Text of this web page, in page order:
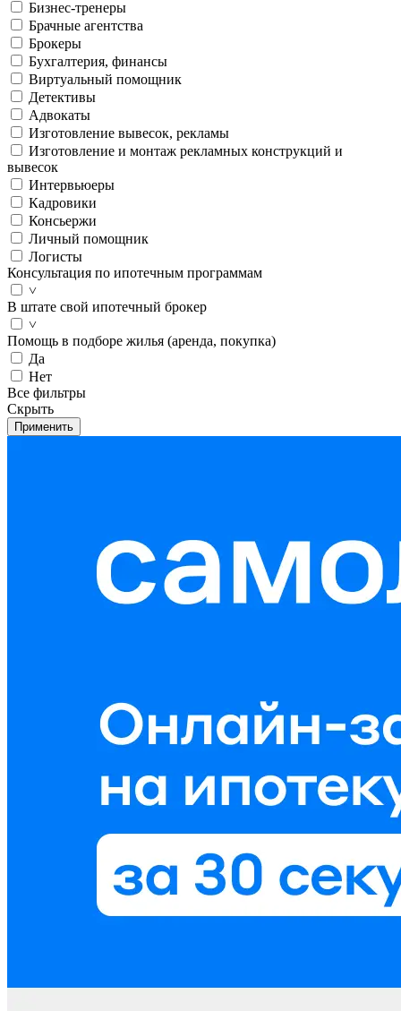
Бизнес-тренеры
Брачные агентства
Брокеры
Бухгалтерия, финансы
Виртуальный помощник
Детективы
Адвокаты
Изготовление вывесок, рекламы
Изготовление и монтаж рекламных конструкций и
вывесок
Интервьюеры
Кадровики
Консьержи
Личный помощник
Логисты
Консультация по ипотечным программам
˅
В штате свой ипотечный брокер
˅
Помощь в подборе жилья (аренда, покупка)
Да
Нет
Все фильтры
Скрыть
Применить